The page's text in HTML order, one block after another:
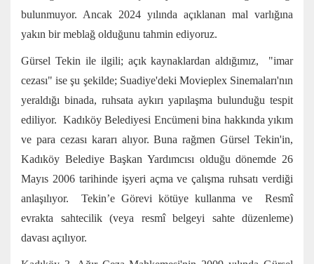
bulunmuyor. Ancak 2024 yılında açıklanan mal varlığına
yakın bir meblağ olduğunu tahmin ediyoruz.
Gürsel Tekin ile ilgili; açık kaynaklardan aldığımız, "imar
cezası" ise şu şekilde; Suadiye'deki Movieplex Sinemaları'nın
yeraldığı binada, ruhsata aykırı yapılaşma bulunduğu tespit
ediliyor. Kadıköy Belediyesi Encümeni bina hakkında yıkım
ve para cezası kararı alıyor. Buna rağmen Gürsel Tekin'in,
Kadıköy Belediye Başkan Yardımcısı olduğu dönemde 26
Mayıs 2006 tarihinde işyeri açma ve çalışma ruhsatı verdiği
anlaşılıyor. Tekin’e Görevi kötüye kullanma ve Resmî
evrakta sahtecilik (veya resmî belgeyi sahte düzenleme)
davası açılıyor.